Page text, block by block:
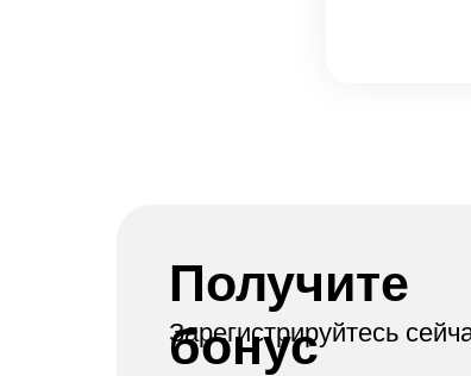
Получите
бонус
Зарегистрируйтесь